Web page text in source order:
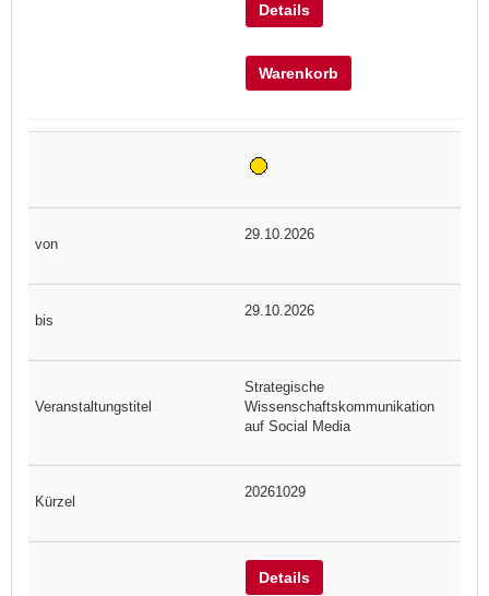
Details
Warenkorb
29.10.2026
29.10.2026
Strategische
Wissenschaftskommunikation
auf Social Media
20261029
Details